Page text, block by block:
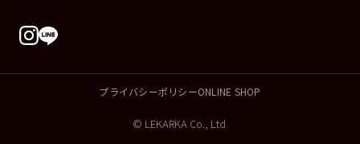
プライバシーポリシーONLINE SHOP
© LEKARKA Co., Ltd.